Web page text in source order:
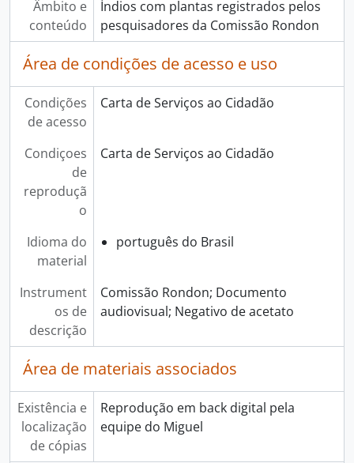
Âmbito e
conteúdo
Índios com plantas registrados pelos
pesquisadores da Comissão Rondon
Área de condições de acesso e uso
Condições
de acesso
Carta de Serviços ao Cidadão
Condiçoes
de
reproduçã
o
Carta de Serviços ao Cidadão
Idioma do
material
português do Brasil
Instrument
os de
descrição
Comissão Rondon; Documento
audiovisual; Negativo de acetato
Área de materiais associados
Existência e
localização
de cópias
Reprodução em back digital pela
equipe do Miguel